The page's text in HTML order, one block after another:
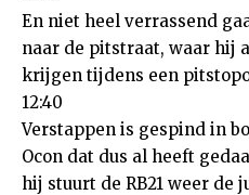
En niet heel verrassend
naar de pitstraat, waar hij
krijgen tijdens een
12:40
Verstappen is gespind in
Ocon dat dus al heeft
hij stuurt de RB21 weer de